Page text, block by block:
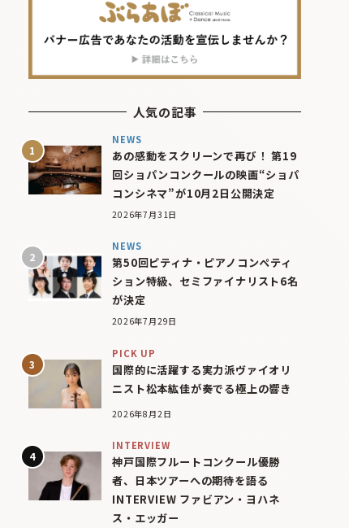
人気の記事
NEWS
あの感動をスクリーンで再び！ 第19
回ショパンコンクールの映画“ショパ
コンシネマ”が10月2日公開決定
2026年7月31日
NEWS
第50回ピティナ・ピアノコンペティ
ション特級、セミファイナリスト6名
が決定
2026年7月29日
PICK UP
国際的に活躍する実力派ヴァイオリ
ニスト松本紘佳が奏でる極上の響き
2026年8月2日
INTERVIEW
神戸国際フルートコンクール優勝
者、日本ツアーへの期待を語る
INTERVIEW ファビアン・ヨハネ
ス・エッガー